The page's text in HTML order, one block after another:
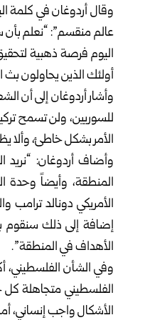
اليوم فرصة ذهبية
أولئك الذين يحاولون بث
وأشار أردوغان إلى أن
للسوريين، ولن تسمح
الأمر بشكل خاطئ، وألا
وأضاف أردوغان: “نريد
المنطقة، وأيضاً وحدة
الأمريكي دونالد ترامب
إضافة إلى ذلك سنقوم
الأهداف في المنطقة”.
وفي الشأن الفلسطيني،
الفلسطيني متجاهلة كل
الأشكال واجب إنساني،